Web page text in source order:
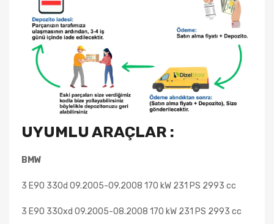
UYUMLU ARAÇLAR :
BMW
3 E90 330d 09.2005-09.2008 170 kW 231 PS 2993 cc
3 E90 330xd 09.2005-08.2008 170 kW 231 PS 2993 cc